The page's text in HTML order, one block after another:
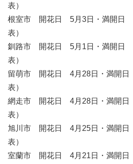
表）
根室市 開花日 5月3日・満開日
表）
釧路市 開花日 5月1日・満開日
表）
留萌市 開花日 4月28日・満開日
表）
網走市 開花日 4月28日・満開日
表）
旭川市 開花日 4月25日・満開日
表）
室蘭市 開花日 4月21日・満開日